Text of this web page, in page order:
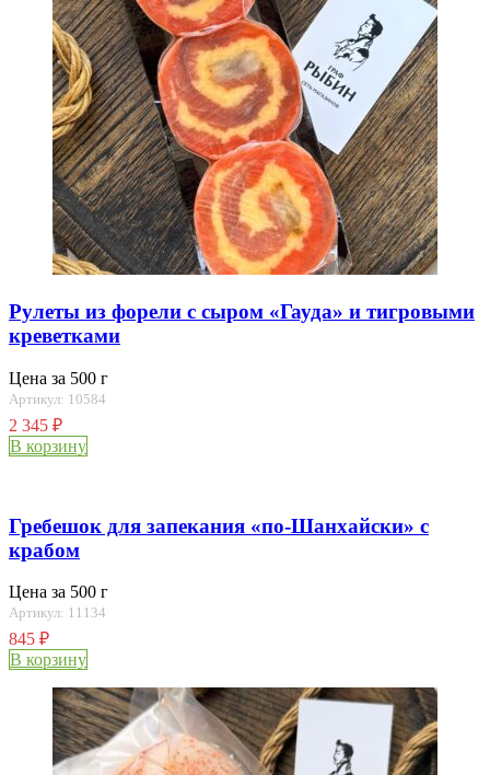
Рулеты из форели с сыром «Гауда» и тигровыми
креветками
Цена за 500 г
Артикул: 10584
2 345 ₽
В корзину
Гребешок для запекания «по-Шанхайски» с
крабом
Цена за 500 г
Артикул: 11134
845 ₽
В корзину